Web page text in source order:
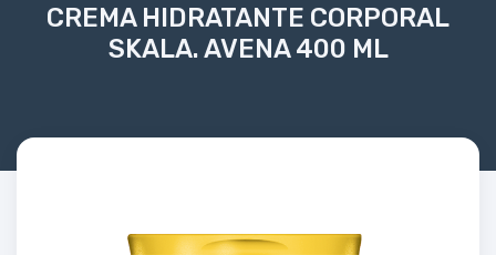
CREMA HIDRATANTE CORPORAL
SKALA. AVENA 400 ML